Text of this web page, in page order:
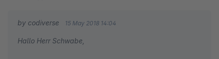
voll zufrieden mit dem Anbieter und den Plug-ins.
by codiverse 15 May 2018 14:04
Hallo Herr Schwabe,